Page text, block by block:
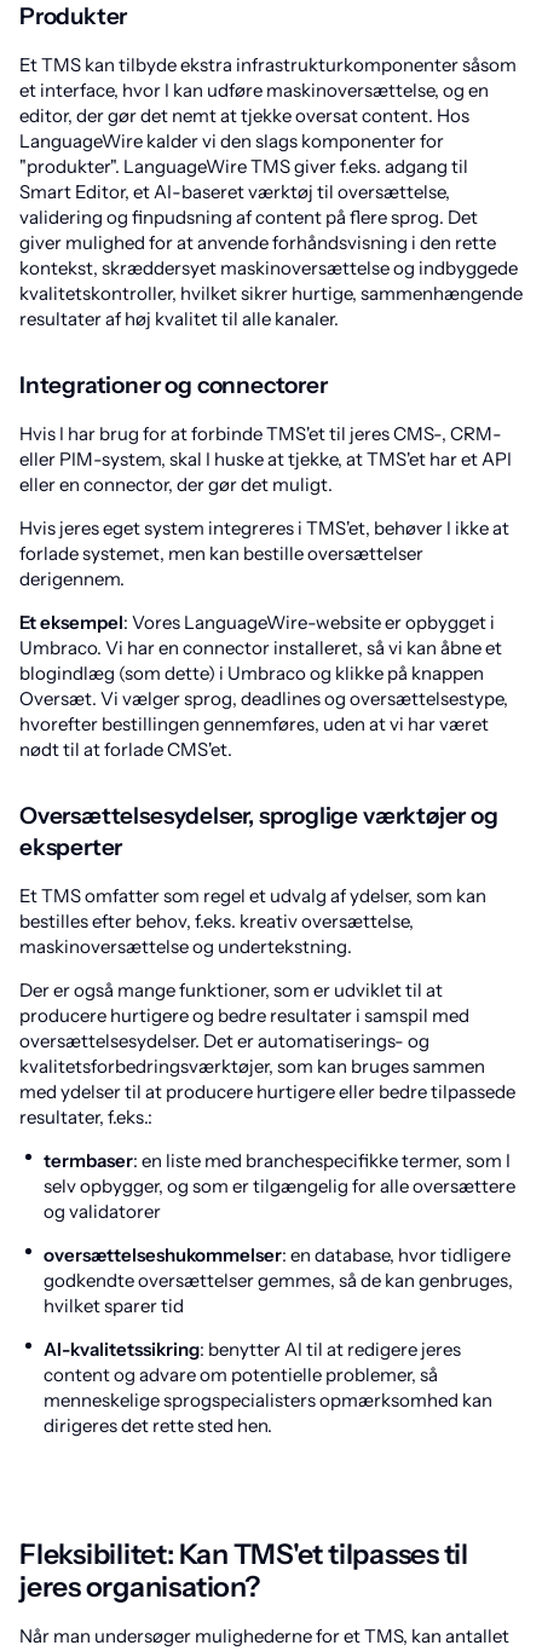
Produkter
Et TMS kan tilbyde ekstra infrastrukturkomponenter såsom
et interface, hvor I kan udføre maskinoversættelse, og en
editor, der gør det nemt at tjekke oversat content. Hos
LanguageWire kalder vi den slags komponenter for
"produkter". LanguageWire TMS giver f.eks. adgang til
Smart Editor, et AI-baseret værktøj til oversættelse,
validering og finpudsning af content på flere sprog. Det
giver mulighed for at anvende forhåndsvisning i den rette
kontekst, skræddersyet maskinoversættelse og indbyggede
kvalitetskontroller, hvilket sikrer hurtige, sammenhængende
resultater af høj kvalitet til alle kanaler.
Integrationer og connectorer
Hvis I har brug for at forbinde TMS'et til jeres CMS-, CRM-
eller PIM-system, skal I huske at tjekke, at TMS'et har et API
eller en connector, der gør det muligt.
Hvis jeres eget system integreres i TMS'et, behøver I ikke at
forlade systemet, men kan bestille oversættelser
derigennem.
Et eksempel: Vores LanguageWire-website er opbygget i
Umbraco. Vi har en connector installeret, så vi kan åbne et
blogindlæg (som dette) i Umbraco og klikke på knappen
Oversæt. Vi vælger sprog, deadlines og oversættelsestype,
hvorefter bestillingen gennemføres, uden at vi har været
nødt til at forlade CMS'et.
Oversættelsesydelser, sproglige værktøjer og
eksperter
Et TMS omfatter som regel et udvalg af ydelser, som kan
bestilles efter behov, f.eks. kreativ oversættelse,
maskinoversættelse og undertekstning.
Der er også mange funktioner, som er udviklet til at
producere hurtigere og bedre resultater i samspil med
oversættelsesydelser. Det er automatiserings- og
kvalitetsforbedringsværktøjer, som kan bruges sammen
med ydelser til at producere hurtigere eller bedre tilpassede
resultater, f.eks.:
termbaser: en liste med branchespecifikke termer, som I
selv opbygger, og som er tilgængelig for alle oversættere
og validatorer
oversættelseshukommelser: en database, hvor tidligere
godkendte oversættelser gemmes, så de kan genbruges,
hvilket sparer tid
AI-kvalitetssikring: benytter AI til at redigere jeres
content og advare om potentielle problemer, så
menneskelige sprogspecialisters opmærksomhed kan
dirigeres det rette sted hen.
Fleksibilitet: Kan TMS'et tilpasses til
jeres organisation?
Når man undersøger mulighederne for et TMS, kan antallet